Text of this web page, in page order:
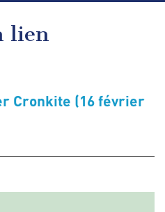
lien
Cronkite (16 février